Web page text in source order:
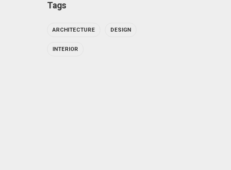
Tags
ARCHITECTURE DESIGN
INTERIOR